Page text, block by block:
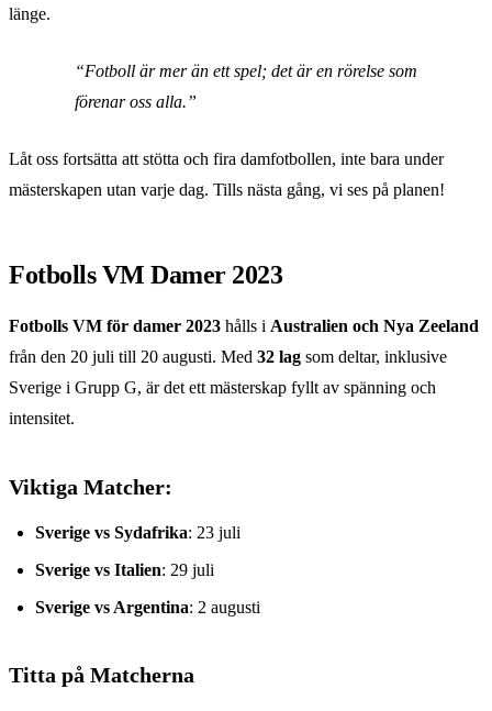
länge.
“Fotboll är mer än ett spel; det är en rörelse som
förenar oss alla.”
Låt oss fortsätta att stötta och fira damfotbollen, inte bara under
mästerskapen utan varje dag. Tills nästa gång, vi ses på planen!
Fotbolls VM Damer 2023
Fotbolls VM för damer 2023 hålls i Australien och Nya Zeeland
från den 20 juli till 20 augusti. Med 32 lag som deltar, inklusive
Sverige i Grupp G, är det ett mästerskap fyllt av spänning och
intensitet.
Viktiga Matcher:
Sverige vs Sydafrika: 23 juli
Sverige vs Italien: 29 juli
Sverige vs Argentina: 2 augusti
Titta på Matcherna